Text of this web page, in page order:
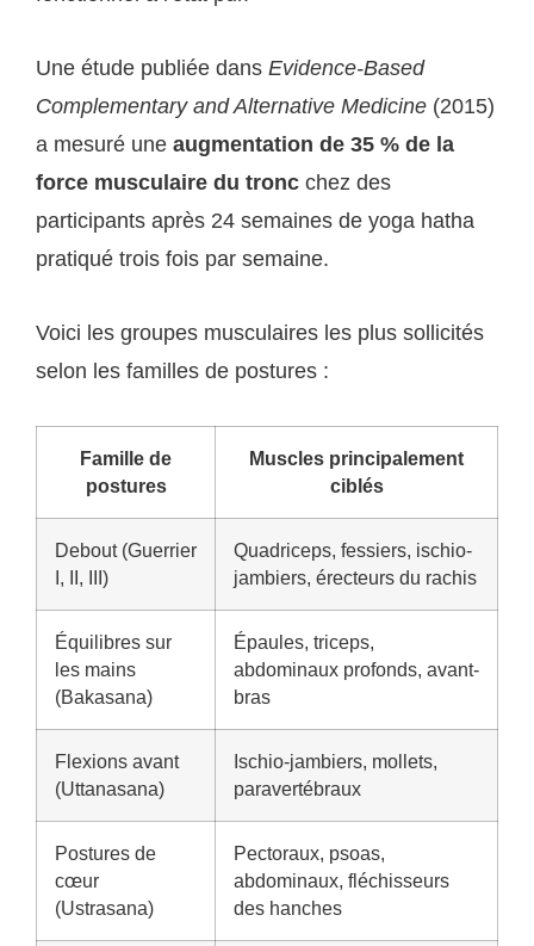
Une étude publiée dans Evidence-Based
Complementary and Alternative Medicine (2015)
a mesuré une augmentation de 35 % de la
force musculaire du tronc chez des
participants après 24 semaines de yoga hatha
pratiqué trois fois par semaine.
Voici les groupes musculaires les plus sollicités
selon les familles de postures :
Famille de
postures
Muscles principalement
ciblés
Debout (Guerrier
I, II, III)
Quadriceps, fessiers, ischio-
jambiers, érecteurs du rachis
Équilibres sur
les mains
(Bakasana)
Épaules, triceps,
abdominaux profonds, avant-
bras
Flexions avant
(Uttanasana)
Ischio-jambiers, mollets,
paravertébraux
Postures de
cœur
(Ustrasana)
Pectoraux, psoas,
abdominaux, fléchisseurs
des hanches